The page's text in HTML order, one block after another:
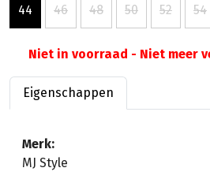
44 46 48 50 52 54
Niet in voorraad - Niet meer
Eigenschappen
Merk:
MJ Style